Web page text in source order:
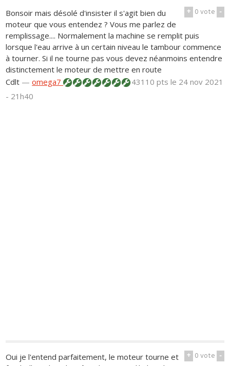
+ 0vote -
Bonsoir mais désolé d'insister il s'agit bien du
moteur que vous entendez ? Vous me parlez de
remplissage.... Normalement la machine se remplit puis
lorsque l'eau arrive à un certain niveau le tambour commence
à tourner. Si il ne tourne pas vous devez néanmoins entendre
distinctement le moteur de mettre en route
Cdlt —omega7 43110 ptsle 24 nov 2021
- 21h40
+ 0vote -
Oui je l'entend parfaitement, le moteur tourne et